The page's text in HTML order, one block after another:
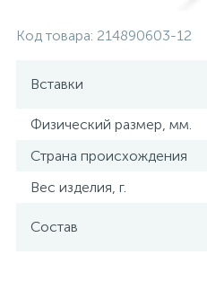
Код товара: 214890603-12
Вставки
Физический размер, мм.
Страна происхождения
Вес изделия, г.
Состав